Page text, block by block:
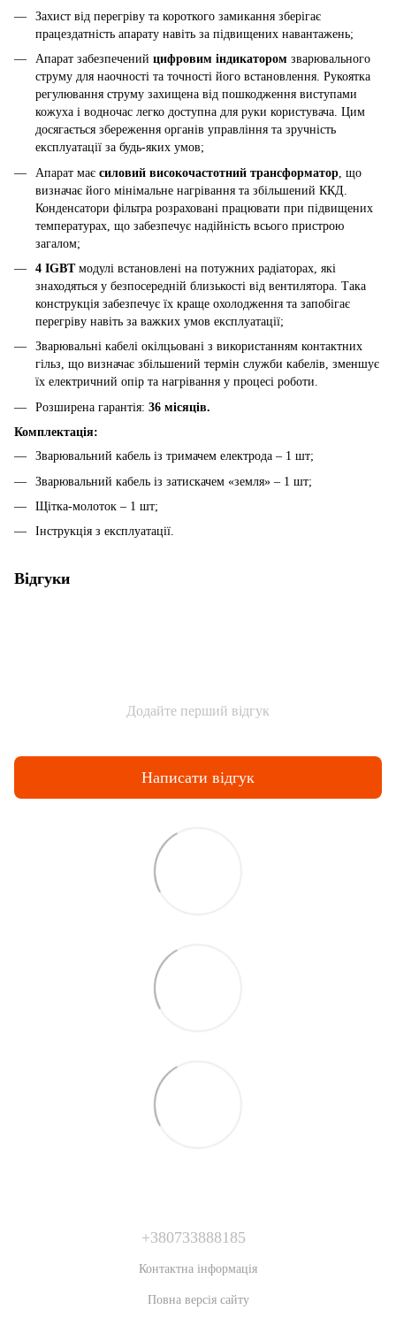
Захист від перегріву та короткого замикання зберігає
працездатність апарату навіть за підвищених навантажень;
Апарат забезпечений цифровим індикатором зварювального
струму для наочності та точності його встановлення. Рукоятка
регулювання струму захищена від пошкодження виступами
кожуха і водночас легко доступна для руки користувача. Цим
досягається збереження органів управління та зручність
експлуатації за будь-яких умов;
Апарат має силовий високочастотний трансформатор , що
визначає його мінімальне нагрівання та збільшений ККД.
Конденсатори фільтра розраховані працювати при підвищених
температурах, що забезпечує надійність всього пристрою
загалом;
4 IGBT модулі встановлені на потужних радіаторах, які
знаходяться у безпосередній близькості від вентилятора. Така
конструкція забезпечує їх краще охолодження та запобігає
перегріву навіть за важких умов експлуатації;
Зварювальні кабелі окілцьовані з використанням контактних
гільз, що визначає збільшений термін служби кабелів, зменшує
їх електричний опір та нагрівання у процесі роботи.
Розширена гарантія: 36 місяців.
Комплектація:
Зварювальний кабель із тримачем електрода – 1 шт;
Зварювальний кабель із затискачем «земля» – 1 шт;
Щітка-молоток – 1 шт;
Інструкція з експлуатації.
Відгуки
Додайте перший відгук
Написати відгук
+380733888185
Контактна інформація
Повна версія сайту